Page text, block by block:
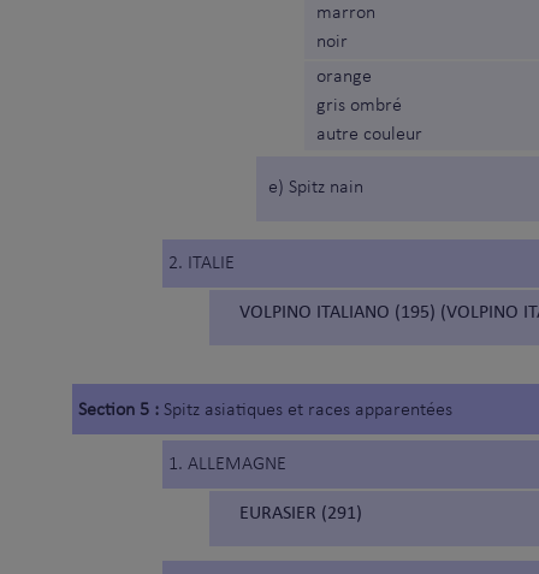
marron
noir
orange
gris ombré
autre couleur
e) Spitz nain
2. ITALIE
VOLPINO ITALIANO (195) (VOLPINO
Section 5 : Spitz asiatiques et races apparentées
1. ALLEMAGNE
EURASIER (291)